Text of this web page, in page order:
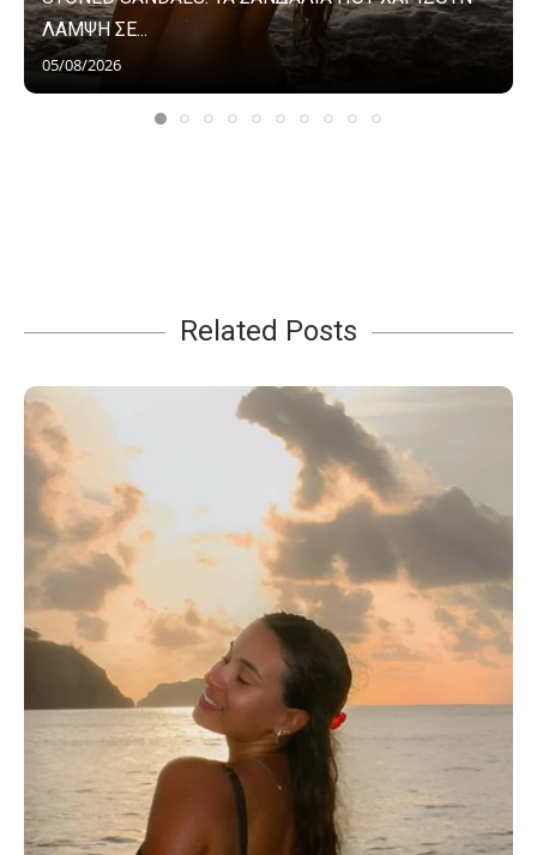
ΛΑΜΨΗ ΣΕ...
05/08/2026
Related Posts